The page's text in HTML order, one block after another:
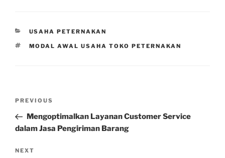
CATEGORIES
USAHA PETERNAKAN
TAGS
MODAL AWAL USAHA TOKO PETERNAKAN
Previous
Post
PREVIOUS
Mengoptimalkan Layanan Customer Service
dalam Jasa Pengiriman Barang
Next
NEXT